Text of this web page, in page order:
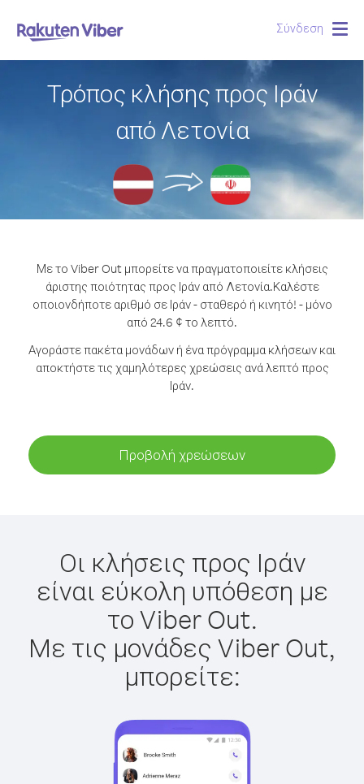
Σύνδεση
Τρόπος κλήσης προς Ιράν
από Λετονία
Με το Viber Out μπορείτε να πραγματοποιείτε κλήσεις
άριστης ποιότητας προς Ιράν από Λετονία.Καλέστε
οποιονδήποτε αριθμό σε Ιράν - σταθερό ή κινητό! - μόνο
από 24.6 ¢ το λεπτό.
Αγοράστε πακέτα μονάδων ή ένα πρόγραμμα κλήσεων και
αποκτήστε τις χαμηλότερες χρεώσεις ανά λεπτό προς
Ιράν.
Προβολή χρεώσεων
Οι κλήσεις προς Ιράν
είναι εύκολη υπόθεση με
το Viber Out.
Με τις μονάδες Viber Out,
μπορείτε: